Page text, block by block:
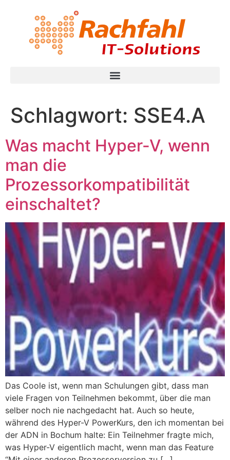
Schlagwort: SSE4.A
Was macht Hyper-V, wenn
man die
Prozessorkompatibilität
einschaltet?
Das Coole ist, wenn man Schulungen gibt, dass man
viele Fragen von Teilnehmen bekommt, über die man
selber noch nie nachgedacht hat. Auch so heute,
während des Hyper-V PowerKurs, den ich momentan bei
der ADN in Bochum halte: Ein Teilnehmer fragte mich,
was Hyper-V eigentlich macht, wenn man das Feature